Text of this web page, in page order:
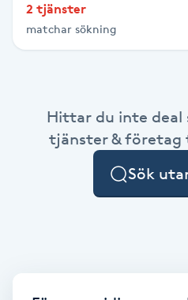
Kärlbehandling
Lashlift Keratin
2 tjänster
matchar sökning
Hittar du inte deal
tjänster & företag
Sök